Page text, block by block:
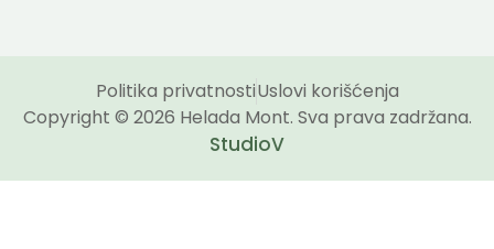
Copyright © 2026 Helada Mont. Sva prava zadržana.
StudioV
Politika privatnostiUslovi korišćenja